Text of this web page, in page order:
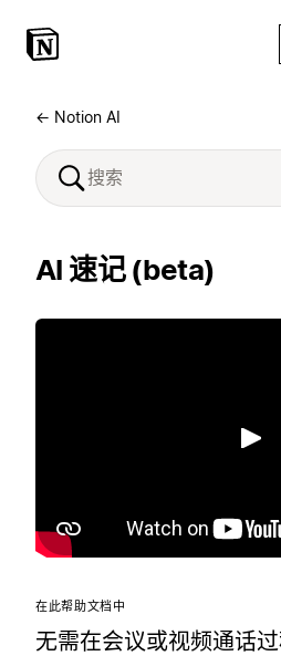
← Notion AI
AI 速记 (beta)
播
在此帮助文档中
无需在会议或视频通话